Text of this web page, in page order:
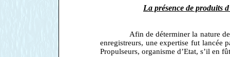
La présence de produits
Afin de déterminer la nature
enregistreurs, une expertise fut lancée
Propulseurs, organisme d’Etat, s’il en